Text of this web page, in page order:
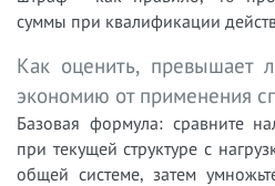
суммы при квалификации
Как оценить, превышает
экономию от применения
Базовая формула: сравните
при текущей структуре с
общей системе, затем